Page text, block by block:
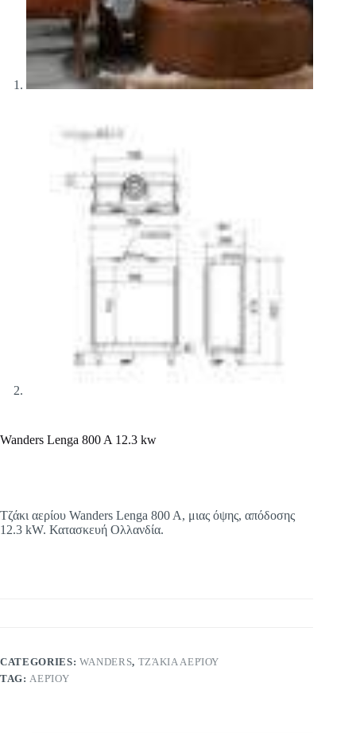
Wanders Lenga 800 A 12.3 kw
Τζάκι αερίου Wanders Lenga 800 A, μιας όψης, απόδοσης
12.3 kW. Κατασκευή Oλλανδία.
CATEGORIES: WANDERS, ΤΖΆΚΙΑ ΑΕΡΊΟΥ
TAG:ΑΕΡΊΟΥ